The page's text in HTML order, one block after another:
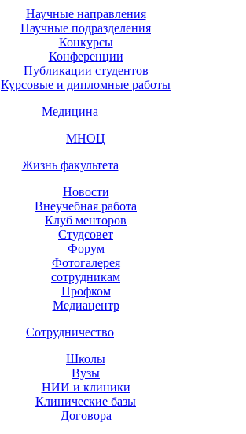
Научные направления
Научные подразделения
Конкурсы
Конференции
Публикации студентов
Курсовые и дипломные работы
Медицина
МНОЦ
Жизнь факультета
Новости
Внеучебная работа
Клуб менторов
Студсовет
Форум
Фотогалерея
сотрудникам
Профком
Медиацентр
Сотрудничество
Школы
Вузы
НИИ и клиники
Клинические базы
Договора